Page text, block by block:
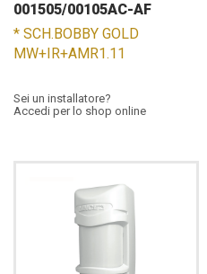
001505/00105AC-AF
* SCH.BOBBY GOLD
MW+IR+AMR1.11
Sei un installatore?
Accedi per lo shop online